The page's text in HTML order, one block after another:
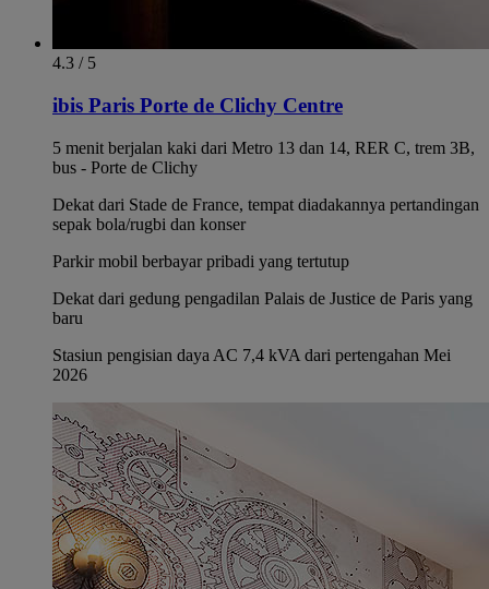
4.3 / 5
ibis Paris Porte de Clichy Centre
5 menit berjalan kaki dari Metro 13 dan 14, RER C, trem 3B,
bus - Porte de Clichy
Dekat dari Stade de France, tempat diadakannya pertandingan
sepak bola/rugbi dan konser
Parkir mobil berbayar pribadi yang tertutup
Dekat dari gedung pengadilan Palais de Justice de Paris yang
baru
Stasiun pengisian daya AC 7,4 kVA dari pertengahan Mei
2026